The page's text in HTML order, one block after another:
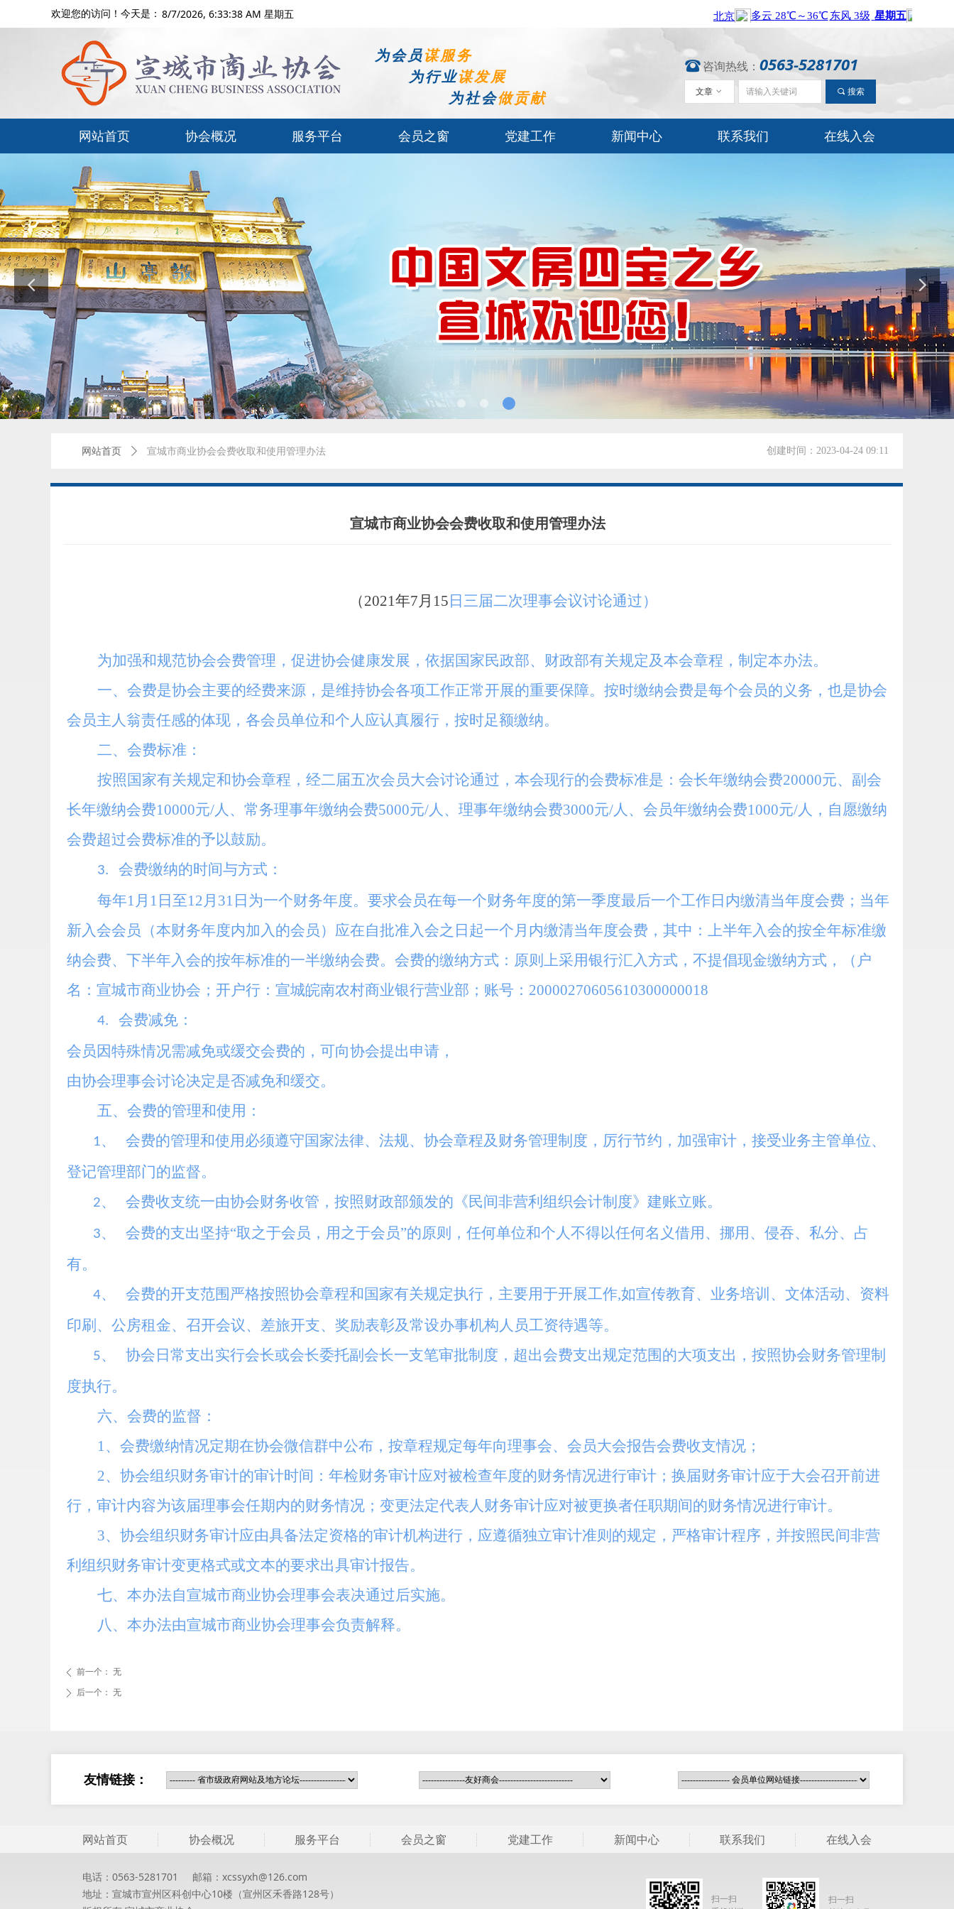
8/7/2026, 6:33:38 AM 星期五
欢迎您的访问！今天是：
为会员谋服务
为行业谋发展
为社会做贡献
咨询热线： 0563-5281701
뀰
끠 搜索
文章 ꀁ
网站首页 协会概况 服务平台 会员之窗 党建工作 新闻中心 联系我们 在线入会
网站首页 ꄲ 宣城市商业协会会费收取和使用管理办法 创建时间： 2023-04-24 09:11
宣城市商业协会会费收取和使用管理办法
（2021年7月15 日三届二次理事会议讨论通过）
为加强和规范协会会费管理，促进协会健康发展，依据国家民政部、财政部有关规定及本会章程，制定本办法。
一、会费是协会主要的经费来源，是维持协会各项工作正常开展的重要保障。按时缴纳会费是每个会员的义务，也是协会
会员主人翁责任感的体现，各会员单位和个人应认真履行，按时足额缴纳。
二、会费标准：
按照国家有关规定和协会章程，经二届五次会员大会讨论通过，本会现行的会费标准是： 会长年缴纳会费20000元、副会
长年缴纳会费10000元/人、常务理事年缴纳会费5000元/人、理事年缴纳会费3000元/人、会员年缴纳会费1000元/人，自愿缴纳
会费超过会费标准的予以鼓励。
3.
会费缴纳的时间与方式：
每年1月1日至12月31日为一个财务年度。要求会员在每一个财务年度的第一季度最后一个工作日内缴清当年度会费；当年
新入会会员（本财务年度内加入的会员）应在自批准入会之日起一个月内缴清当年度会费，其中：上半年入会的按全年标准缴
纳会费、下半年入会的按年标准的一半缴纳会费。会费的缴纳方式：原则上采用银行汇入方式，不提倡现金缴纳方式，（户
名：宣城市商业协会；开户行：宣城皖南农村商业银行营业部；账号：20000270605610300000018
4.
会费减免：
会员因特殊情况需减免或缓交会费的，可向协会提出申请，
由协会理事会讨论决定是否减免和缓交。
五、会费的管理和使用：
1、
会费的管理和使用必须遵守国家法律、法规、协会章程及财务管理制度，厉行节约，加强审计，接受业务主管单位、
登记管理部门的监督。
2、 会费收支统一由协会财务收管，按照财政部颁发的《民间非营利组织会计制度》建账立账。
3、
会费的支出坚持“取之于会员，用之于会员”的原则，任何单位和个人不得以任何名义借用、挪用、侵吞、私分、占
有。
4、
会费的开支范围严格按照协会章程和国家有关规定执行，主要用于开展工作,如宣传教育、业务培训、文体活动、资料
印刷、公房租金、召开会议、差旅开支、奖励表彰及常设办事机构人员工资待遇等。
5、 协会日常支出实行会长或会长委托副会长一支笔审批制度，超出会费支出规定范围的大项支出， 按照协会财务管理制
度执行。
六、会费的监督：
1、会费缴纳情况定期在协会微信群中公布，按章程规定每年向理事会、会员大会报告会费收支情况；
2、协会组织财务审计的审计时间：年检财务审计应对被检查年度的财务情况进行审计；换届财务审计应于大会召开前进
行，审计内容为该届理事会任期内的财务情况；变更法定代表人财务审计应对被更换者任职期间的财务情况进行审计。
3、协会组织财务审计应由具备法定资格的审计机构进行，应遵循独立审计准则的规定，严格审计程序，并按照民间非营
利组织财务审计变更格式或文本的要求出具审计报告。
七、本办法自宣城市商业协会理事会表决通过后实施。
八、本办法由宣城市商业协会理事会负责解释。
ꄴ 前一个： 无
ꄲ 后一个： 无
友情链接：
电话：0563-5281701 邮箱：xcssyxh@126.com
地址：宣城市宣州区科创中心10楼（宣州区禾香路128号）
扫一扫
扫一扫
网站首页 协会概况 服务平台 会员之窗 党建工作 新闻中心 联系我们 在线入会